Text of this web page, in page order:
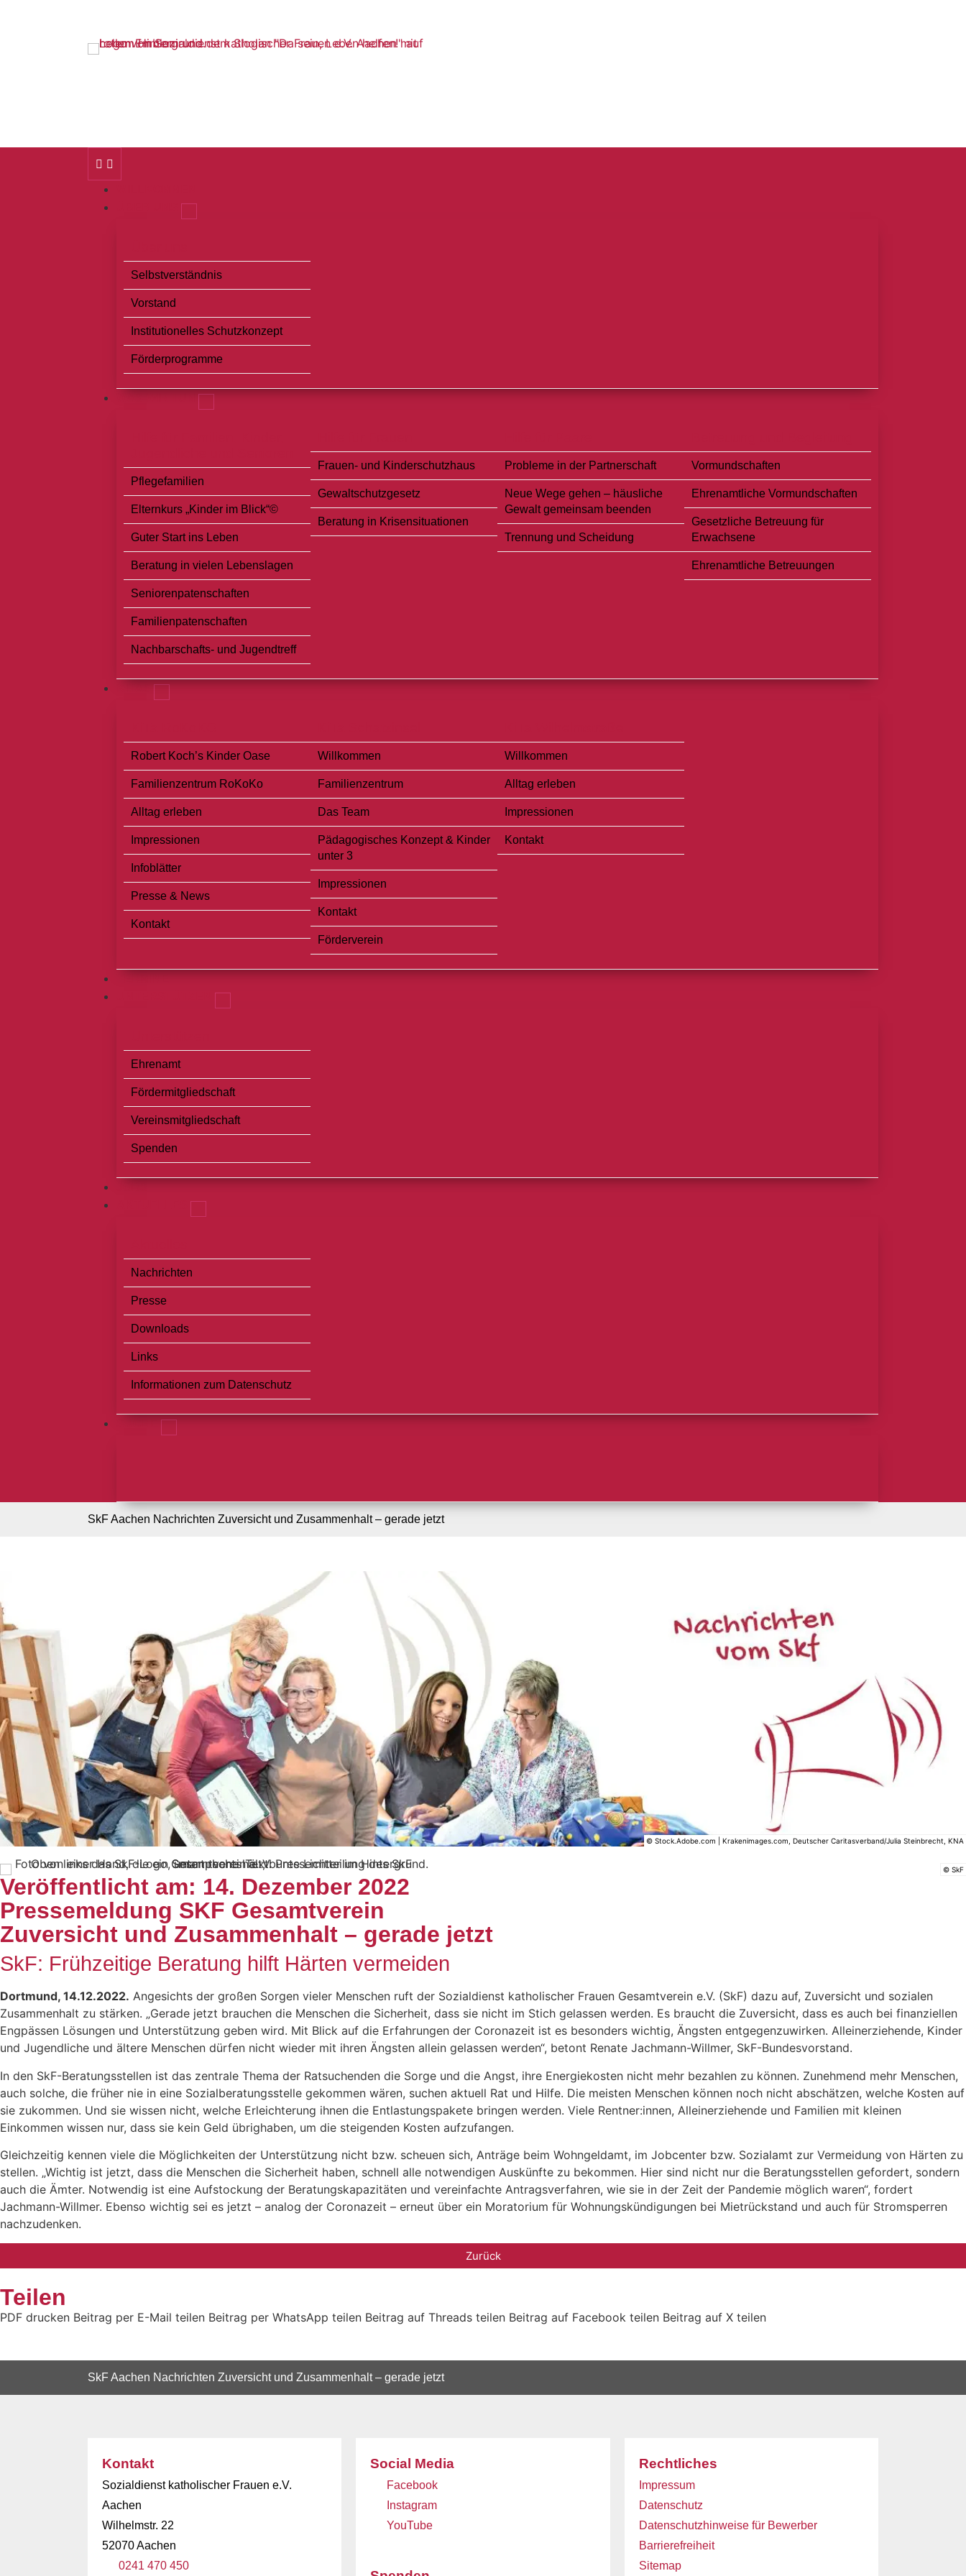
Selbstverständnis
Vorstand
Institutionelles Schutzkonzept
Förderprogramme
Pflegefamilien
Elternkurs „Kinder im Blick“©
Guter Start ins Leben
Beratung in vielen Lebenslagen
Seniorenpatenschaften
Familienpatenschaften
Nachbarschafts- und Jugendtreff
Frauen- und Kinderschutzhaus
Gewaltschutzgesetz
Beratung in Krisensituationen
Probleme in der Partnerschaft
Neue Wege gehen – häusliche
Gewalt gemeinsam beenden
Trennung und Scheidung
Vormundschaften
Ehrenamtliche Vormundschaften
Gesetzliche Betreuung für
Erwachsene
Ehrenamtliche Betreuungen
Robert Koch’s Kinder Oase
Familienzentrum RoKoKo
Alltag erleben
Impressionen
Infoblätter
Presse & News
Kontakt
Willkommen
Familienzentrum
Das Team
Pädagogisches Konzept & Kinder
unter 3
Impressionen
Kontakt
Förderverein
Willkommen
Alltag erleben
Impressionen
Kontakt
Ehrenamt
Fördermitgliedschaft
Vereinsmitgliedschaft
Spenden
Nachrichten
Presse
Downloads
Links
Informationen zum Datenschutz
SkF Aachen Nachrichten Zuversicht und Zusammenhalt – gerade jetzt
© Stock.Adobe.com | Krakenimages.com, Deutscher Caritasverband/Julia Steinbrecht, KNA
© SkF
Veröffentlicht am: 14. Dezember 2022
Pressemeldung SKF Gesamtverein
Zuversicht und Zusammenhalt – gerade jetzt
SkF: Frühzeitige Beratung hilft Härten vermeiden
Dortmund, 14.12.2022. Angesichts der großen Sorgen vieler Menschen ruft der Sozialdienst katholischer Frauen Gesamtverein e.V. (SkF) dazu auf, Zuversicht und sozialen
Zusammenhalt zu stärken. „Gerade jetzt brauchen die Menschen die Sicherheit, dass sie nicht im Stich gelassen werden. Es braucht die Zuversicht, dass es auch bei finanziellen
Engpässen Lösungen und Unterstützung geben wird. Mit Blick auf die Erfahrungen der Coronazeit ist es besonders wichtig, Ängsten entgegenzuwirken. Alleinerziehende, Kinder
und Jugendliche und ältere Menschen dürfen nicht wieder mit ihren Ängsten allein gelassen werden“, betont Renate Jachmann-Willmer, SkF-Bundesvorstand.
In den SkF-Beratungsstellen ist das zentrale Thema der Ratsuchenden die Sorge und die Angst, ihre Energiekosten nicht mehr bezahlen zu können. Zunehmend mehr Menschen,
auch solche, die früher nie in eine Sozialberatungsstelle gekommen wären, suchen aktuell Rat und Hilfe. Die meisten Menschen können noch nicht abschätzen, welche Kosten auf
sie zukommen. Und sie wissen nicht, welche Erleichterung ihnen die Entlastungspakete bringen werden. Viele Rentner:innen, Alleinerziehende und Familien mit kleinen
Einkommen wissen nur, dass sie kein Geld übrighaben, um die steigenden Kosten aufzufangen.
Gleichzeitig kennen viele die Möglichkeiten der Unterstützung nicht bzw. scheuen sich, Anträge beim Wohngeldamt, im Jobcenter bzw. Sozialamt zur Vermeidung von Härten zu
stellen. „Wichtig ist jetzt, dass die Menschen die Sicherheit haben, schnell alle notwendigen Auskünfte zu bekommen. Hier sind nicht nur die Beratungsstellen gefordert, sondern
auch die Ämter. Notwendig ist eine Aufstockung der Beratungskapazitäten und vereinfachte Antragsverfahren, wie sie in der Zeit der Pandemie möglich waren“, fordert
Jachmann-Willmer. Ebenso wichtig sei es jetzt – analog der Coronazeit – erneut über ein Moratorium für Wohnungskündigungen bei Mietrückstand und auch für Stromsperren
nachzudenken.
Zurück
Teilen
PDF drucken Beitrag per E-Mail teilen Beitrag per WhatsApp teilen Beitrag auf Threads teilen Beitrag auf Facebook teilen Beitrag auf X teilen
SkF Aachen Nachrichten Zuversicht und Zusammenhalt – gerade jetzt
Kontakt
Sozialdienst katholischer Frauen e.V.
Aachen
Wilhelmstr. 22
52070 Aachen
0241 470 450
Social Media
Facebook
Instagram
YouTube
Rechtliches
Impressum
Datenschutz
Datenschutzhinweise für Bewerber
Barrierefreiheit
Sitemap